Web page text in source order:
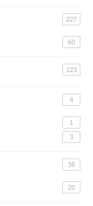
227
60
123
4
1
3
36
20